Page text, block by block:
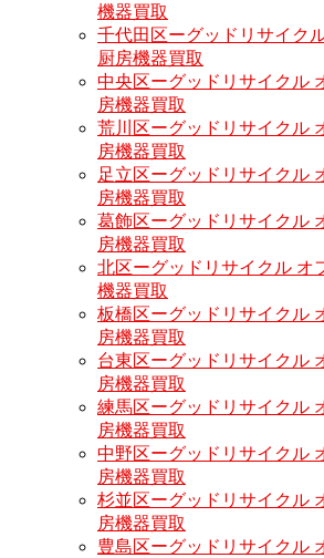
機器買取
千代田区ーグッドリサイク
厨房機器買取
中央区ーグッドリサイクル
房機器買取
荒川区ーグッドリサイクル
房機器買取
足立区ーグッドリサイクル
房機器買取
葛飾区ーグッドリサイクル
房機器買取
北区ーグッドリサイクル オ
機器買取
板橋区ーグッドリサイクル
房機器買取
台東区ーグッドリサイクル
房機器買取
練馬区ーグッドリサイクル
房機器買取
中野区ーグッドリサイクル
房機器買取
杉並区ーグッドリサイクル
房機器買取
豊島区ーグッドリサイクル